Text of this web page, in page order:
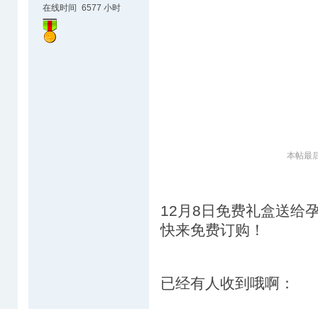
在线时间 6577 小时
本帖最
12月8日免费礼盒送给
快来免费订购！
已经有人收到哦啊：